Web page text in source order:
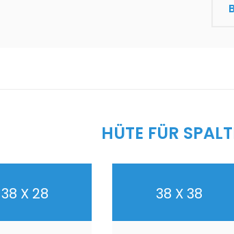
HÜTE FÜR
38 X 28 38 X 38